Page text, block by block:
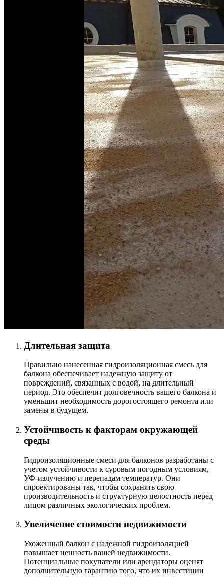
Длительная защита
Правильно нанесенная гидроизоляционная смесь для
балкона обеспечивает надежную защиту от
повреждений, связанных с водой, на длительный
период. Это обеспечит долговечность вашего балкона и
уменьшит необходимость дорогостоящего ремонта или
замены в будущем.
Устойчивость к факторам окружающей
среды
Гидроизоляционные смеси для балконов разработаны с
учетом устойчивости к суровым погодным условиям,
УФ-излучению и перепадам температур. Они
спроектированы так, чтобы сохранять свою
производительность и структурную целостность перед
лицом различных экологических проблем.
Увеличение стоимости недвижимости
Ухоженный балкон с надежной гидроизоляцией
повышает ценность вашей недвижимости.
Потенциальные покупатели или арендаторы оценят
дополнительную гарантию того, что их инвестиции